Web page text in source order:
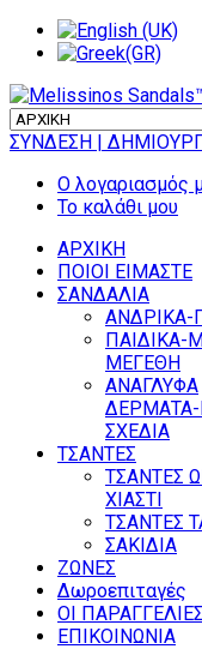
ΣΥΝΔΕΣΗ |
Ο λογαριασμός
Το καλάθι μου
ΑΡΧΙΚΗ
ΠΟΙΟΙ ΕΙΜΑΣΤΕ
ΣΑΝΔΑΛΙΑ
ΑΝΔΡΙΚΑ-
ΠΑΙΔΙΚΑ-
ΜΕΓΕΘΗ
ΑΝΑΓΛΥΦΑ
ΣΧΕΔΙΑ
ΤΣΑΝΤΕΣ
ΤΣΑΝΤΕΣ
ΧΙΑΣΤΙ
ΤΣΑΝΤΕΣ
ΣΑΚΙΔΙΑ
ΖΩΝΕΣ
Δωροεπιταγές
ΟΙ
ΕΠΙΚΟΙΝΩΝΙΑ